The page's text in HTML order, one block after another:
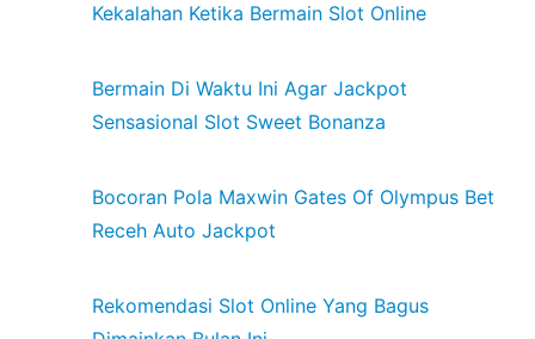
Kekalahan Ketika Bermain Slot Online
Bermain Di Waktu Ini Agar Jackpot
Sensasional Slot Sweet Bonanza
Bocoran Pola Maxwin Gates Of Olympus Bet
Receh Auto Jackpot
Rekomendasi Slot Online Yang Bagus